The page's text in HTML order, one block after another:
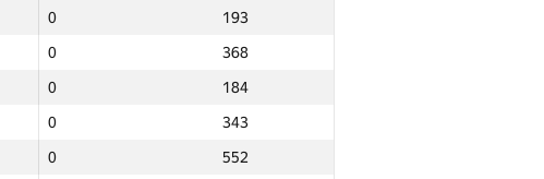
0
193
0
368
0
184
0
343
0
552